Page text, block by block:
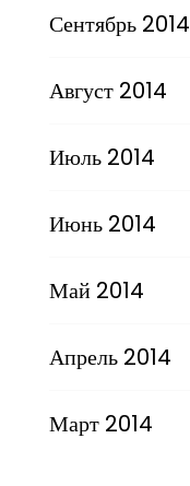
Сентябрь 2014
Август 2014
Июль 2014
Июнь 2014
Май 2014
Апрель 2014
Март 2014